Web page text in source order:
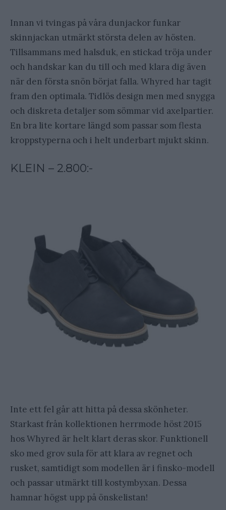
Innan vi tvingas på våra dunjackor funkar
skinnjackan utmärkt största delen av hösten.
Tillsammans med halsduk, en stickad tröja under
och handskar kan du till och med klara dig även
när den första snön börjat falla. Whyred har tagit
fram den optimala. Tidlös design men med snygga
och diskreta detaljer som sömmar vid axelpartier.
En bra lite kortare längd som passar som flesta
kroppstyperna och i helt underbart mjukt skinn.
KLEIN – 2.800:-
Inte ett fel går att hitta på dessa skönheter.
Starkast från kollektionen herrmode höst 2015
hos Whyred är helt klart deras skor. Funktionell
sko med grov sula för att klara av regnet och
rusket, samtidigt som modellen är i finsko-modell
och passar utmärkt till kostymbyxan. Dessa
hamnar högst upp på önskelistan!